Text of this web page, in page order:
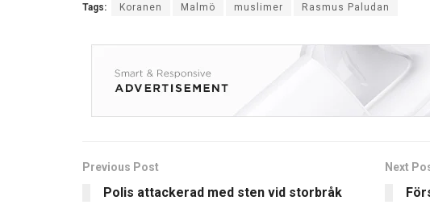
Tags: Koranen Malmö muslimer Rasmus Paludan
Previous Post
Polis attackerad med sten vid storbråk
Next